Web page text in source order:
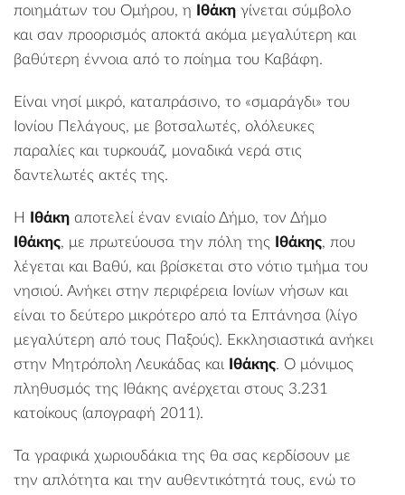
ποιημάτων του Ομήρου, η
Ιθάκη γίνεται σύμβολο
και σαν προορισμός αποκτά ακόμα μεγαλύτερη και
βαθύτερη έννοια από το ποίημα του Καβάφη.
Είναι νησί μικρό, καταπράσινο, το «σμαράγδι» του
Ιονίου Πελάγους, με βοτσαλωτές, ολόλευκες
παραλίες και τυρκουάζ, μοναδικά νερά στις
δαντελωτές ακτές της.
Η Ιθάκη αποτελεί έναν ενιαίο Δήμο, τον Δήμο
Ιθάκης, με πρωτεύουσα την πόλη της Ιθάκης, που
λέγεται και Βαθύ, και βρίσκεται στο νότιο τμήμα του
νησιού. Ανήκει στην περιφέρεια Ιονίων νήσων και
είναι το δεύτερο μικρότερο από τα Επτάνησα (λίγο
μεγαλύτερη από τους Παξούς). Εκκλησιαστικά ανήκει
στην Μητρόπολη Λευκάδας και
Ιθάκης. Ο μόνιμος
πληθυσμός της Ιθάκης ανέρχεται στους 3.231
κατοίκους (απογραφή 2011).
Τα γραφικά χωριουδάκια της θα σας κερδίσουν με
την απλότητα και την αυθεντικότητά τους, ενώ το